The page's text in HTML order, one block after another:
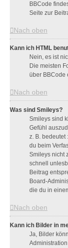
BBCode
Seite zur
Nach oben
Kann ich HTML
Nein, es ist
Die meisten
über BBCode
Nach oben
Was sind Smileys?
Smileys sind
Gefühl
z. B. bedeutet
du beim
Smileys nicht
schnell
Beitrag
Board-
die du in
Nach oben
Kann ich Bilder in
Ja, Bilder